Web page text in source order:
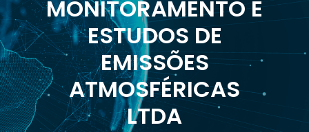
MONITORAMENTO E
ESTUDOS DE
EMISSÕES
ATMOSFÉRICAS
LTDA